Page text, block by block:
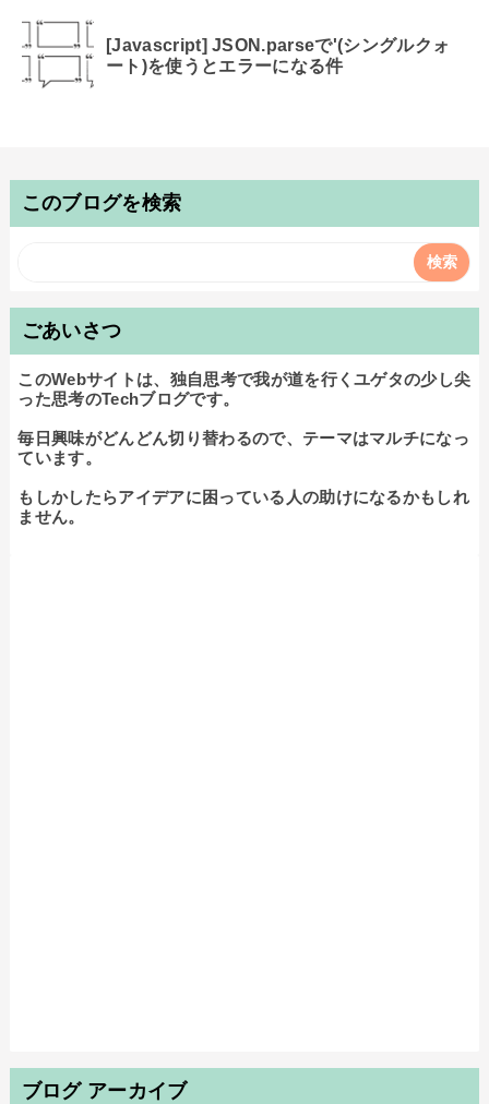
[Javascript] JSON.parseで'(シングルクォ
ート)を使うとエラーになる件
このブログを検索
ごあいさつ
このWebサイトは、独自思考で我が道を行くユゲタの少し尖
った思考のTechブログです。
毎日興味がどんどん切り替わるので、テーマはマルチになっ
ています。
もしかしたらアイデアに困っている人の助けになるかもしれ
ません。
ブログ アーカイブ